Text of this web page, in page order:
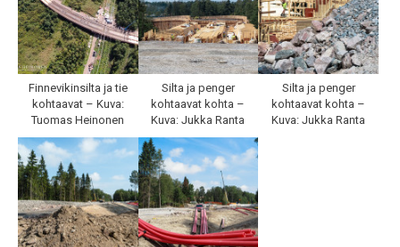
Finnevikinsilta ja tie
kohtaavat – Kuva:
Tuomas Heinonen
Silta ja penger
kohtaavat kohta –
Kuva: Jukka Ranta
Silta ja penger
kohtaavat kohta –
Kuva: Jukka Ranta